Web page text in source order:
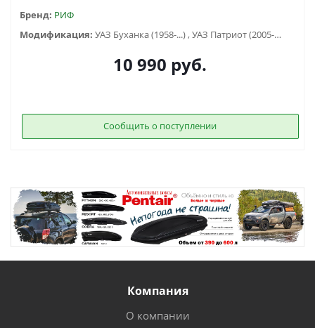
Бренд: РИФ
Модификация:
УАЗ Буханка (1958-...) , УАЗ Патриот (2005-2015), УАЗ Профи, УАЗ Хантер (2003-...)
10 990 руб.
Сообщить о поступлении
Компания
О компании